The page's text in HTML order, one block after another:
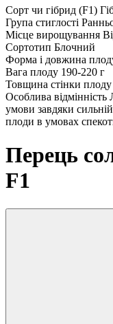
Сорт чи гібрид (F1)
Група стиглості
Місце вирощування
Сортотип Блочний
Форма і довжина
Вага плоду 190-220 г
Товщина стінки плоду
Особлива відмінність
умови завдяки сильній
плоди в умовах
Перець
F1